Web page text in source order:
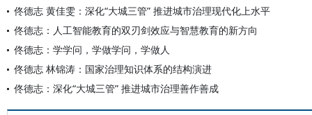
佟德志 黄佳雯：深化“大城三管” 推进城市治理现代化上水平
佟德志：人工智能教育的双刃剑效应与智慧教育的新方向
佟德志：学学问，学做学问，学做人
佟德志 林锦涛：国家治理知识体系的结构演进
佟德志：深化“大城三管” 推进城市治理善作善成